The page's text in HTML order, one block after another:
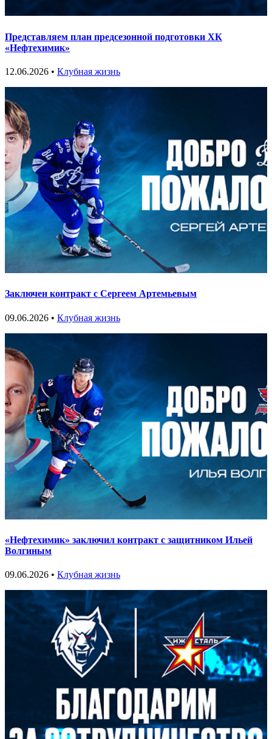
Представляем план предсезонной подготовки ХК
«Нефтехимик»
12.06.2026 • Клубная жизнь
Заключен контракт с Сергеем Артемьевым
09.06.2026 • Клубная жизнь
«Нефтехимик» заключил контракт с защитником Ильей
Волгиным
09.06.2026 • Клубная жизнь